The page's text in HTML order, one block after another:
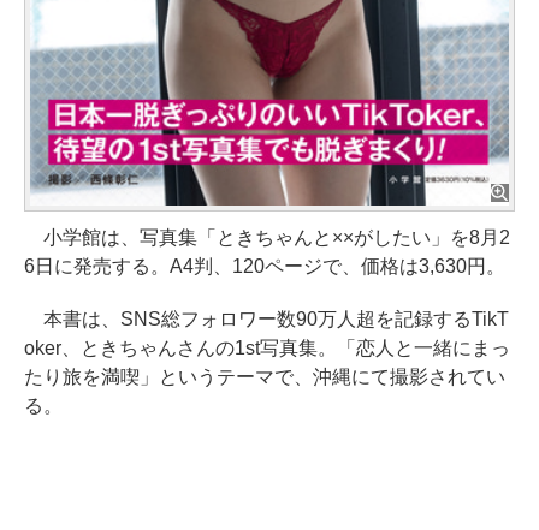
小学館は、写真集「ときちゃんと××がしたい」を8月2
6日に発売する。A4判、120ページで、価格は3,630円。
本書は、SNS総フォロワー数90万人超を記録するTikT
oker、ときちゃんさんの1st写真集。「恋人と一緒にまっ
たり旅を満喫」というテーマで、沖縄にて撮影されてい
る。